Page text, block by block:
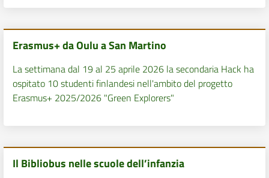
Erasmus+ da Oulu a San Martino
La settimana dal 19 al 25 aprile 2026 la secondaria Hack ha
ospitato 10 studenti finlandesi nell'ambito del progetto
Erasmus+ 2025/2026 "Green Explorers"
Il Bibliobus nelle scuole dell’infanzia